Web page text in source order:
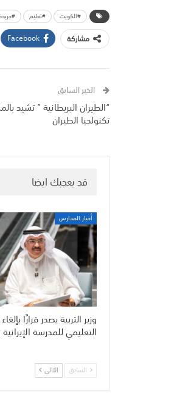
#الكويت #تعليم
مشاركة Facebook
الخبر السابق
“الطيران البريطانية ” تشيد
تكنولجيا الطيران
قد يعجبك ايضا
أخبار المدارس
وزير التربية يصدر قرارًا
التعليمي للمدرسة
السابق التالي